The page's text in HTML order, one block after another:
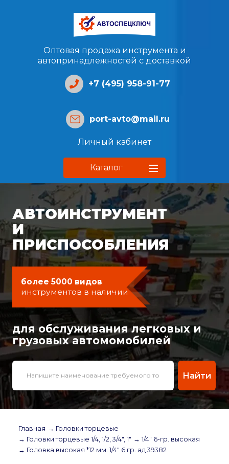
Оптовая продажа инструмента и
автопринадлежностей с доставкой
+7 (495) 958-91-77
port-avto@mail.ru
Личный кабинет
Каталог
АВТОИНСТРУМЕНТ
И
ПРИСПОСОБЛЕНИЯ
более 5000 видов
инструментов в наличии
для обслуживания легковых и
грузовых автомомобилей
Найти
Главная → Головки торцевые
→ Головки торцевые 1/4, 1/2, 3/4", 1" → 1/4" 6-гр. высокая
→ Головка высокая *12 мм. 1/4" 6 гр. ад 39382